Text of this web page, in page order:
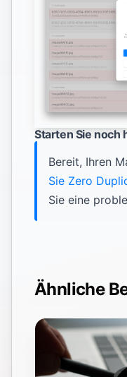
Starten Sie noch
Bereit, Ihren
Sie Zero
Sie eine
Ähnliche